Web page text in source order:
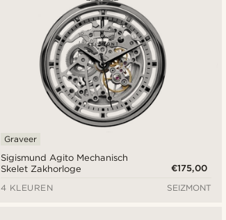
Sigismund Agito Mechanisch
Skelet Zakhorloge
Graveer
€175,00
4 KLEUREN
SEIZMONT